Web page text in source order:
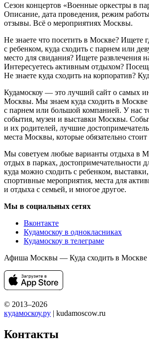
Сезон концертов «Военные оркестры в
Описание, дата проведения, режим
отзывы. Всё о мероприятиях Москвы.
Не знаете что посетить в Москве? Ищете
с ребенком, куда сходить с парнем или
место для свидания? Ищете развлечения
Интересуетесь активным отдыхом?
Не знаете куда сходить на корпоратив?
Кудамоскоу — это лучший сайт о самых
Москвы. Мы знаем куда сходить в Москве
с парнем или большой компанией. У нас
события, музеи и выставки Москвы.
и их родителей, лучшие
места Москвы, которые обязательно стоит
Мы советуем любые варианты отдыха в
отдых в парках, достопримечательности
куда можно сходить с ребенком,
спортивные мероприятия, места для
и отдыха с семьей, и многое другое.
Мы в социальных сетях
Вконтакте
Кудамоскоу в однокласниках
Кудамоскоу в телеграме
Афиша Москвы — Куда сходить в Москве
© 2013–2026
кудамоскоу.ру | kudamoscow.ru
Контакты